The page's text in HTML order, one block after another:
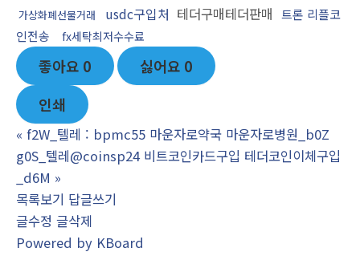
가상화폐선물거래 usdc구입처 테더구매테더판매 트론 리플코
인전송
fx세탁최저수수료
좋아요 0 싫어요 0
인쇄
« f2W_텔레 : bpmc55 마운자로약국 마운자로병원_b0Z
g0S_텔레@coinsp24 비트코인카드구입 테더코인이체구입
_d6M »
목록보기 답글쓰기
글수정 글삭제
Powered by KBoard